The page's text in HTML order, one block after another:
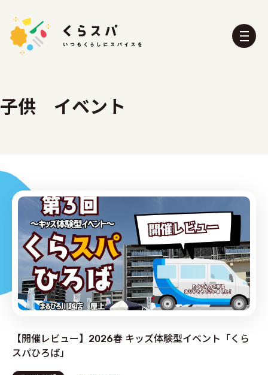
ぼうさい部
子供 イベント
【開催レビュー】2026春 キッズ体験型イベント「くら
スパひろば」